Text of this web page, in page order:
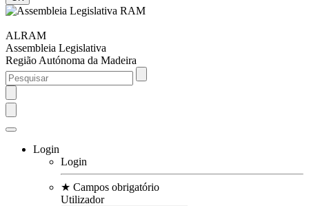
ALRAM
Assembleia Legislativa
Região Autónoma da Madeira
Login
Login
★ Campos obrigatório
Utilizador